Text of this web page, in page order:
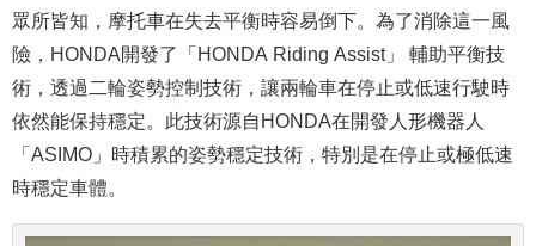
眾所皆知，摩托車在失去平衡時容易倒下。為了消除這一風
險，HONDA開發了「HONDA Riding Assist」 輔助平衡技
術，透過二輪姿勢控制技術，讓兩輪車在停止或低速行駛時
依然能保持穩定。此技術源自HONDA在開發人形機器人
「ASIMO」時積累的姿勢穩定技術，特別是在停止或極低速
時穩定車體。